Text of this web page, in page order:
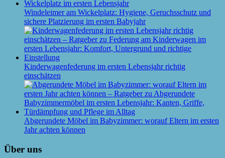
Windeleimer am Wickelplatz: Hygiene, Geruchsschutz und
sichere Platzierung im ersten Babyjahr
Kinderwagenfederung im ersten Lebensjahr richtig
einschätzen
Abgerundete Möbel im Babyzimmer: worauf Eltern im ersten
Jahr achten können
Über uns